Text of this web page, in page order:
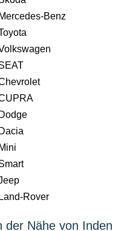
Mercedes-Benz
Dodge
Dacia
Mini
Land-Rover
der Nähe von Inden